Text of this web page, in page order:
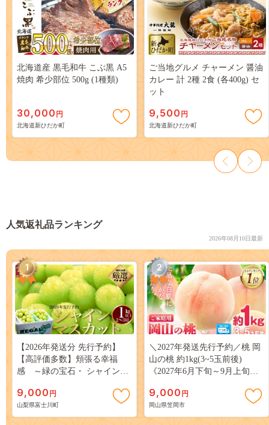
北海道産 黒毛和牛 こぶ黒 A5
焼肉 希少部位 500g (1種類)
30,000 円
北海道新ひだか町
ご当地グルメ チャーメン 醤油
カレー 計 2種 2食 (各400g) セ
ット
9,500 円
北海道新ひだか町
人気返礼品ランキング
2026年08月10日最新
1
【2026年発送分 先行予約】
【高評価多数】頬張る幸福
感 ～緑の宝石・ シャインマ
３房） フルーツ 山梨県産 果
物 くだもの シャイン マスカ
ット ぶどう ブドウ 葡萄 大粒
9,000 円
山梨県富士川町
2
＼2027年発送先行予約／桃 岡
山の桃 約1kg(3~5玉前後)
《2027年6月下旬～9月上旬頃
岡山 はくとう スイーツ フル
ーツ 果物 デザート 旬 モモ も
も 先行予約 送料無料 果物 岡
9,000 円
岡山県笠岡市